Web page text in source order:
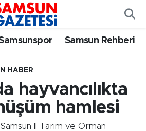
Samsun Rehberi
HABER
hayvancılıkta
hamlesi
İl Tarım ve Orman
Eczaneler
Vakitleri
Yoğunluk Haritası